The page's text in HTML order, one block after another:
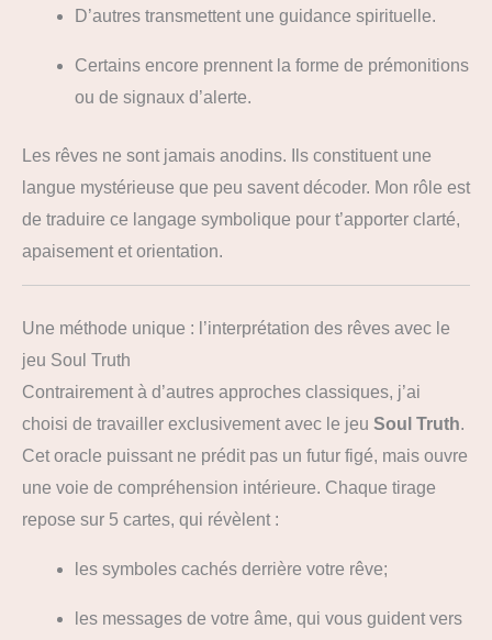
D’autres transmettent une guidance spirituelle.
Certains encore prennent la forme de prémonitions
ou de signaux d’alerte.
Les rêves ne sont jamais anodins. Ils constituent une
langue mystérieuse que peu savent décoder. Mon rôle est
de traduire ce langage symbolique pour t’apporter clarté,
apaisement et orientation.
Une méthode unique : l’interprétation des rêves avec le
jeu Soul Truth
Contrairement à d’autres approches classiques, j’ai
choisi de travailler exclusivement avec le jeu Soul Truth.
Cet oracle puissant ne prédit pas un futur figé, mais ouvre
une voie de compréhension intérieure. Chaque tirage
repose sur 5 cartes, qui révèlent :
les symboles cachés derrière votre rêve;
les messages de votre âme, qui vous guident vers